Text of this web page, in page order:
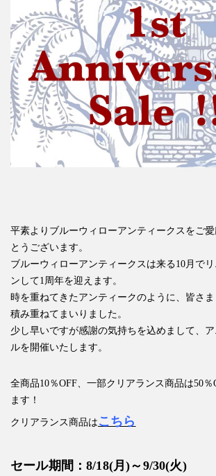
平素よりブルーウィローアンティークスをご
とうございます。
ブルーウィローアンティークスは来る10月で
ンして1周年を迎えます。
時を重ねてきたアンティークのように、皆さ
積み重ねてまいりました。
少し早いですが感謝の気持ちを込めまして、
ルを開催いたします。
全商品10％OFF、一部クリアランス商品は50％
ます！
クリアランス商品は こちら
セール期間：8/18(月)～9/30(火)